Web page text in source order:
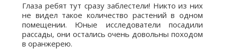
Глаза ребят тут сразу заблестели! Никто из них
не видел такое количество растений в одном
помещении. Юные исследователи посадили
рассады, они остались очень довольны походом
в оранжерею.